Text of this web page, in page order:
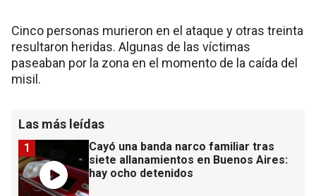
Cinco personas murieron en el ataque y otras treinta
resultaron heridas. Algunas de las víctimas
paseaban por la zona en el momento de la caída del
misil.
Las más leídas
Cayó una banda narco familiar tras
siete allanamientos en Buenos Aires:
hay ocho detenidos
1